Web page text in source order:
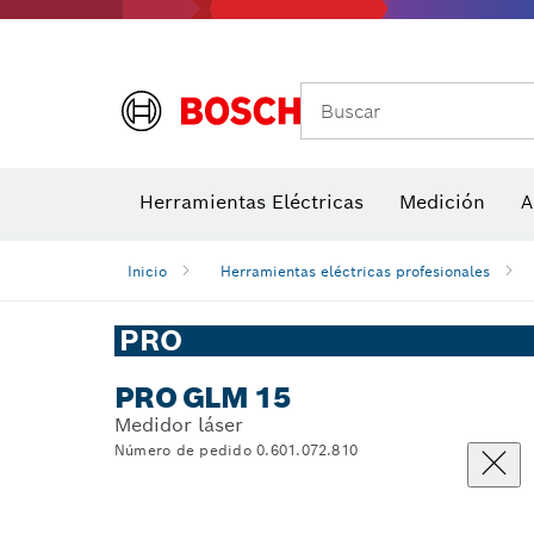
Buscar
Herramientas Eléctricas Medición
Inicio Herramientas eléctricas profesionales
PRO
PRO GLM 15
Medidor láser
Número de pedido 0.601.072.810